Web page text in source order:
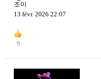
조이
13 févr. 2026 22:07
9